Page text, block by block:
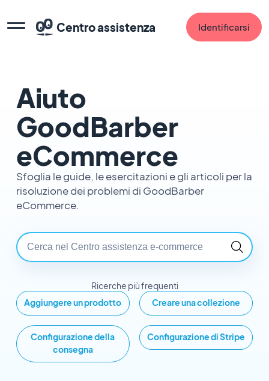
Centro assistenza Identificarsi
Aiuto
GoodBarber
eCommerce
Sfoglia le guide, le esercitazioni e gli articoli per la
risoluzione dei problemi di GoodBarber
eCommerce.
Ricerche più frequenti
Aggiungere un prodotto Creare una collezione
Configurazione della
consegna
Configurazione di Stripe